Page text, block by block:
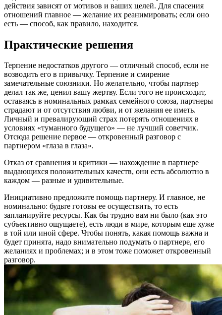
действия зависят от мотивов и ваших целей. Для спасения
отношений главное — желание их реанимировать; если оно
есть — способ, как правило, находится.
Практические решения
Терпение недостатков другого — отличный способ, если не
возводить его в привычку. Терпение и смирение
замечательные союзники. Но желательно, чтобы партнер
делал так же, ценил вашу жертву. Если того не происходит,
оставаясь в номинальных рамках семейного союза, партнеры
страдают и от отсутствия любви, и от желания ее иметь.
Личный и превалирующий страх потерять отношениях в
условиях «туманного будущего» — не лучший советчик.
Отсюда решение первое — откровенный разговор с
партнером «глаза в глаза».
Отказ от сравнения и критики — нахождение в партнере
выдающихся положительных качеств, они есть абсолютно в
каждом — разные и удивительные.
Инициативно предложите помощь партнеру. И главное, не
номинально: будьте готовы ее осуществить, то есть
запланируйте ресурсы. Как бы трудно вам ни было (как это
субъективно ощущаете), есть люди в мире, которым еще хуже
в той или иной сфере. Чтобы понять, какая помощь важна и
будет принята, надо внимательно подумать о партнере, его
желаниях и проблемах; и в этом тоже поможет откровенный
разговор.